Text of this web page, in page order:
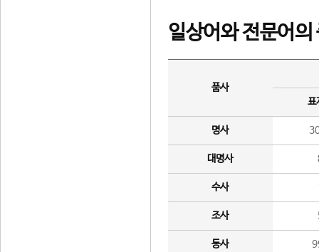
일상어와 전문어의
품사
표
명사
대명사
수사
조사
동사